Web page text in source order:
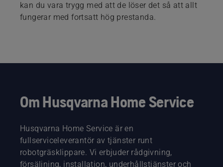
kan du vara trygg med att de löser det så att allt
fungerar med fortsatt hög prestanda.
Om Husqvarna Home Service
Husqvarna Home Service är en
fullserviceleverantör av tjänster runt
robotgräsklippare. Vi erbjuder rådgivning,
försäljning, installation, underhållstjänster och